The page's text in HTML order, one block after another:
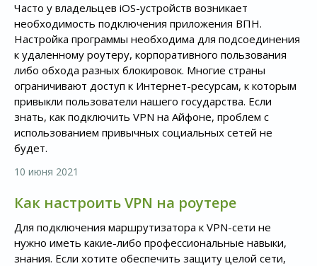
Часто у владельцев iOS-устройств возникает
необходимость подключения приложения ВПН.
Настройка программы необходима для подсоединения
к удаленному роутеру, корпоративного пользования
либо обхода разных блокировок. Многие страны
ограничивают доступ к Интернет-ресурсам, к которым
привыкли пользователи нашего государства. Если
знать, как подключить VPN на Айфоне, проблем с
использованием привычных социальных сетей не
будет.
10 июня 2021
Как настроить VPN на роутере
Для подключения маршрутизатора к VPN-сети не
нужно иметь какие-либо профессиональные навыки,
знания. Если хотите обеспечить защиту целой сети,